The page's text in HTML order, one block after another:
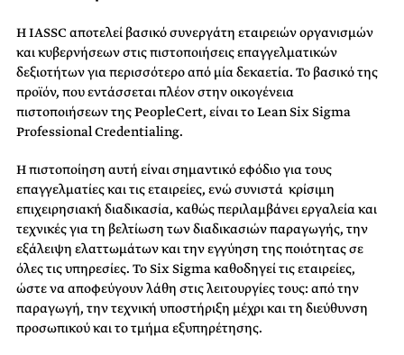
Η IASSC αποτελεί βασικό συνεργάτη εταιρειών οργανισμών
και κυβερνήσεων στις πιστοποιήσεις επαγγελματικών
δεξιοτήτων για περισσότερο από μία δεκαετία. Το βασικό της
προϊόν, που εντάσσεται πλέον στην οικογένεια
πιστοποιήσεων της PeopleCert, είναι το Lean Six Sigma
Professional Credentialing.
Η πιστοποίηση αυτή είναι σημαντικό εφόδιο για τους
επαγγελματίες και τις εταιρείες, ενώ συνιστά κρίσιμη
επιχειρησιακή διαδικασία, καθώς περιλαμβάνει εργαλεία και
τεχνικές για τη βελτίωση των διαδικασιών παραγωγής, την
εξάλειψη ελαττωμάτων και την εγγύηση της ποιότητας σε
όλες τις υπηρεσίες. Το Six Sigma καθοδηγεί τις εταιρείες,
ώστε να αποφεύγουν λάθη στις λειτουργίες τους: από την
παραγωγή, την τεχνική υποστήριξη μέχρι και τη διεύθυνση
προσωπικού και το τμήμα εξυπηρέτησης.